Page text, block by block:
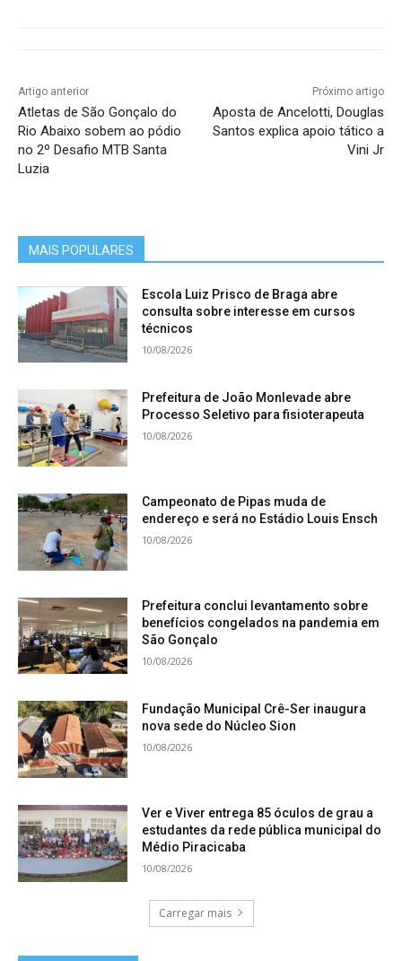
Artigo anterior
Atletas de São Gonçalo do
Rio Abaixo sobem ao pódio
no 2º Desafio MTB Santa
Luzia
Próximo artigo
Aposta de Ancelotti, Douglas
Santos explica apoio tático a
Vini Jr
MAIS POPULARES
Escola Luiz Prisco de Braga abre
consulta sobre interesse em cursos
técnicos
10/08/2026
Prefeitura de João Monlevade abre
Processo Seletivo para fisioterapeuta
10/08/2026
Campeonato de Pipas muda de
endereço e será no Estádio Louis Ensch
10/08/2026
Prefeitura conclui levantamento sobre
benefícios congelados na pandemia em
São Gonçalo
10/08/2026
Fundação Municipal Crê-Ser inaugura
nova sede do Núcleo Sion
10/08/2026
Ver e Viver entrega 85 óculos de grau a
estudantes da rede pública municipal do
Médio Piracicaba
10/08/2026
Carregar mais